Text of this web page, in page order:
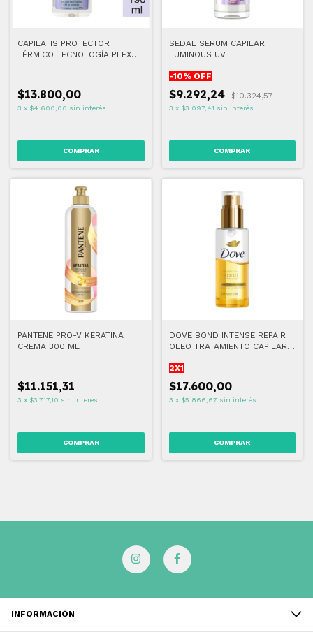
CAPILATIS PROTECTOR
TÉRMICO TECNOLOGÍA PLEX
$13.800,00
3 x $4.600,00 sin interés
SEDAL SERUM CAPILAR
LUMINOUS UV
-10% OFF
$9.292,24 $10.324,57
3 x $3.097,41 sin interés
PANTENE PRO-V KERATINA
CREMA 300 ML
$11.151,31
3 x $3.717,10 sin interés
DOVE BOND INTENSE REPAIR
OLEO TRATAMIENTO CAPILAR
2X1
$17.600,00
3 x $5.866,67 sin interés
INFORMACIÓN